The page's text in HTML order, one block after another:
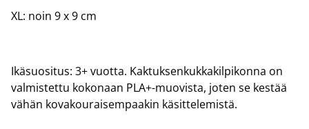
XL: noin 9 x 9 cm
Ikäsuositus: 3+ vuotta. Kaktuksenkukkakilpikonna on
valmistettu kokonaan PLA+-muovista, joten se kestää
vähän kovakouraisempaakin käsittelemistä.